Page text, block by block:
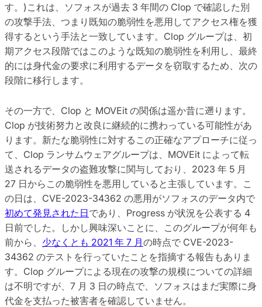
す。)これは、ソフォスが過去 3 年間の Clop で確認した別
の攻撃手法、つまり既知の脆弱性を悪用してアクセス権を獲
得するという手法と一致しています。Clop グループは、初
期アクセス段階ではこのような既知の脆弱性を利用し、最終
的には身代金の要求に利用するデータを窃取するため、次の
段階に移行します。
その一方で、Clop と MOVEit の関係は遥か昔に遡ります。
Clop が技術努力と改良に継続的に携わっている可能性があ
ります。新たな脆弱性に対するこの正確なアプローチに従っ
て、Clop ランサムウェアグループは、MOVEit によって転
送されるデータの盗難攻撃に関与しており、2023 年 5 月
27 日からこの脆弱性を悪用していると主張しています。こ
の日は、CVE-2023-34362 の悪用がソフォスのデータ内で
初めて発見された日であり、Progress が状況を公表する 4
日前でした。しかし興味深いことに、このグループが何年も
前から、 少なくとも 2021 年 7 月の時点で CVE-2023-
34362 のテストを行っていたことを指摘する報告もありま
す。Clop グループによる現在の攻撃の規模についての詳細
は不明ですが、7 月 3 日の時点で、ソフォスはまだ実際に身
代金を支払った被害者を確認していません。